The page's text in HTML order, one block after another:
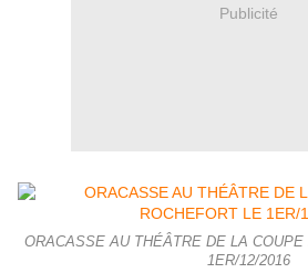
Publicité
ORACASSE AU THÉÂTRE DE LA COUPE
1ER/12/2016